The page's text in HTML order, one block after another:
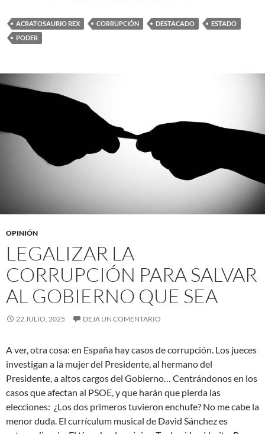
ACRATOSAURIO REX CORRUPCIÓN DESTACADO
ESTADO
PODER
OPINIÓN
LEGALIZAR LA
CORRUPCIÓN PARA SALVAR
AL GOBIERNO QUE SEA
22 JULIO, 2025 DEJA UN COMENTARIO
A ver, otra cosa: en España hay casos de corrupción. Los jueces
investigan a la mujer del Presidente, al hermano del
Presidente, a altos cargos del Gobierno… Centrándonos en los
casos que afectan al PSOE, y que harán que pierda las
elecciones: ¿Los dos primeros tuvieron enchufe? No me cabe la
menor duda. El currículum musical de David Sánchez es